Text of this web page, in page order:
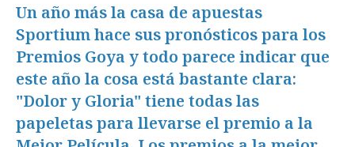
Un año más la casa de apuestas
Sportium hace sus pronósticos para los
Premios Goya y todo parece indicar que
este año la cosa está bastante clara:
"Dolor y Gloria" tiene todas las
papeletas para llevarse el premio a la